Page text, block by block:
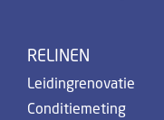
RELINEN
Leidingrenovatie
Conditiemeting